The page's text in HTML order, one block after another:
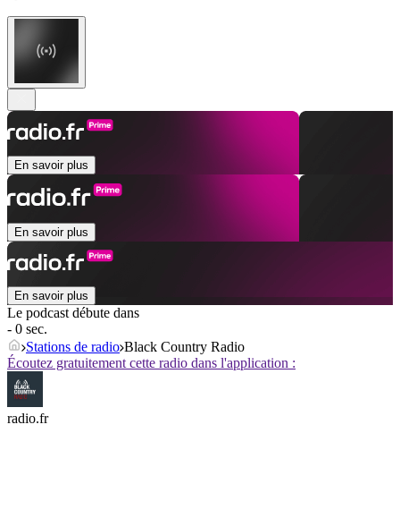
En savoir plus
En savoir plus
En savoir plus
Le podcast débute dans
- 0 sec.
Stations de radio Black Country Radio
Écoutez gratuitement cette radio dans l'application :
radio.fr